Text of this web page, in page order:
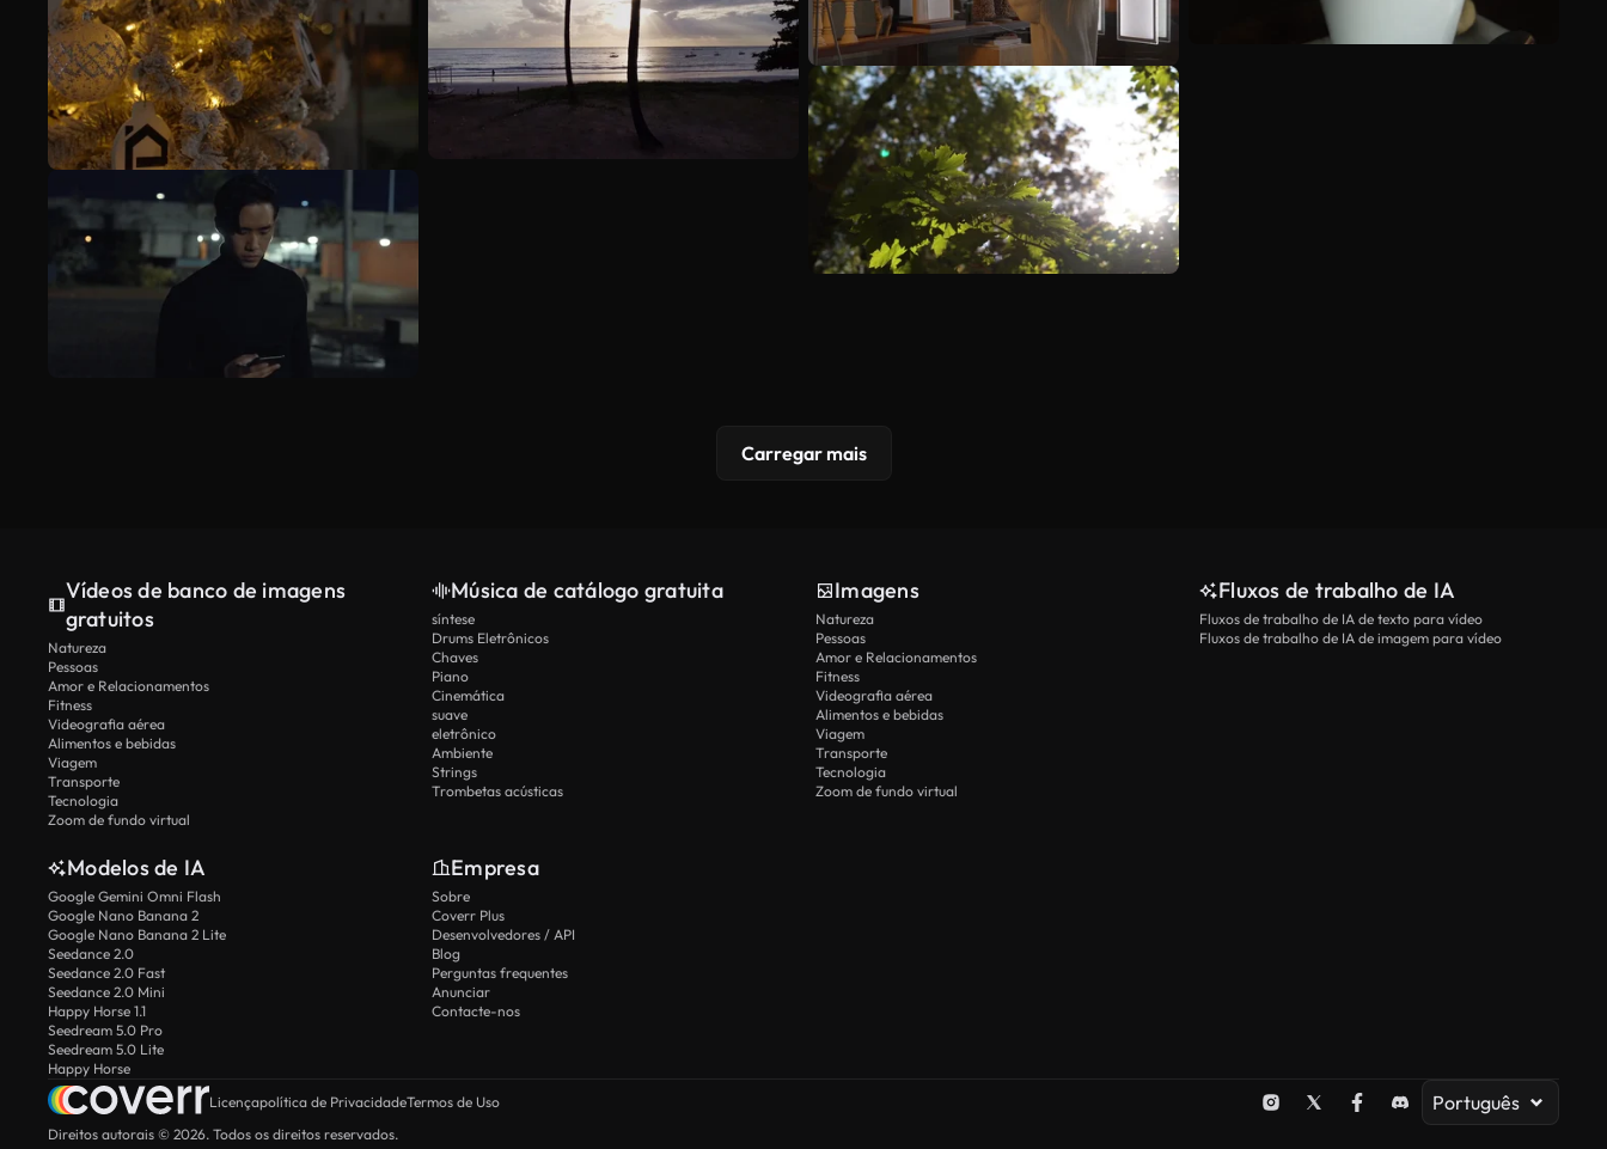
Carregar mais
Vídeos de banco de imagens
gratuitos
Natureza
Pessoas
Amor e Relacionamentos
Fitness
Videografia aérea
Alimentos e bebidas
Viagem
Transporte
Tecnologia
Zoom de fundo virtual
Música de catálogo gratuita
síntese
Drums Eletrônicos
Chaves
Piano
Cinemática
suave
eletrônico
Ambiente
Strings
Trombetas acústicas
Imagens
Natureza
Pessoas
Amor e Relacionamentos
Fitness
Videografia aérea
Alimentos e bebidas
Viagem
Transporte
Tecnologia
Zoom de fundo virtual
Fluxos de trabalho de IA
Fluxos de trabalho de IA de texto para vídeo
Fluxos de trabalho de IA de imagem para vídeo
Modelos de IA
Google Gemini Omni Flash
Google Nano Banana 2
Google Nano Banana 2 Lite
Seedance 2.0
Seedance 2.0 Fast
Seedance 2.0 Mini
Happy Horse 1.1
Seedream 5.0 Pro
Seedream 5.0 Lite
Happy Horse
Empresa
Sobre
Coverr Plus
Desenvolvedores / API
Blog
Perguntas frequentes
Anunciar
Contacte-nos
Licençapolítica de PrivacidadeTermos de Uso Português
Direitos autorais © 2026. Todos os direitos reservados.